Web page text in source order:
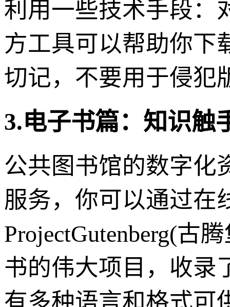
利用一些技术手段：
方工具可以帮助你下
切记，不要用于侵犯
3.电子书篇：知识触
公共图书馆的数字化
服务，你可以通过在
ProjectGutenberg(古
书的伟大项目，收录
有多种语言和格式可